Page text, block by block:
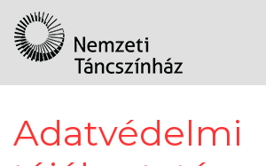
Adatvédelmi